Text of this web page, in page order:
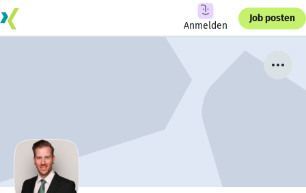
Anmelden
Job posten